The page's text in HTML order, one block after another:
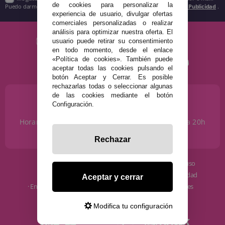
Puedo darme de baja cuando quiera según lo recogido en la Política de Publicidad .
¿NECESITAS AYUDA?
Horario de Lunes a Sábados de 10 a 14h y de 17 a 20h
info@disfracestuyyo.com
· Quiénes somos
· Envíos y Devoluciones
· Condiciones de uso
· Política de privacidad
· Política de cookies
de cookies para personalizar la
experiencia de usuario, divulgar ofertas
comerciales personalizadas o realizar
análisis para optimizar nuestra oferta. El
usuario puede retirar su consentimiento
en todo momento, desde el enlace
«Política de cookies». También puede
aceptar todas las cookies pulsando el
botón Aceptar y Cerrar. Es posible
rechazarlas todas o seleccionar algunas
de las cookies mediante el botón
Configuración.
Rechazar
Aceptar y cerrar
Modifica tu configuración